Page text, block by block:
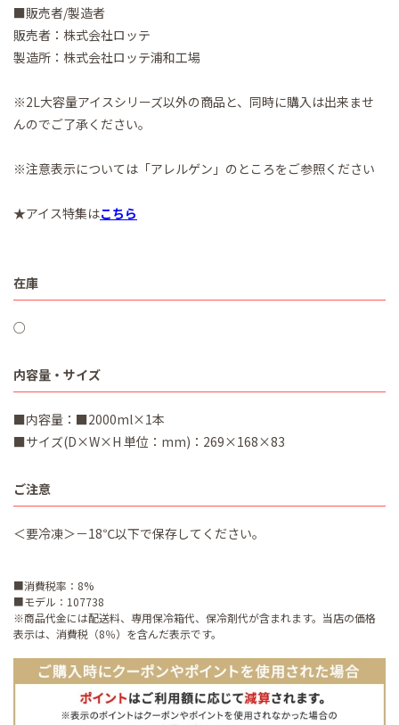
■販売者/製造者
販売者：株式会社ロッテ
製造所：株式会社ロッテ浦和工場
※2L大容量アイスシリーズ以外の商品と、同時に購入は出来ませ
んのでご了承ください。
※注意表示については「アレルゲン」のところをご参照ください
★アイス特集はこちら
在庫
○
内容量・サイズ
■内容量：■2000ml×1本
■サイズ(D×W×H 単位：mm)：269×168×83
ご注意
＜要冷凍＞－18℃以下で保存してください。
■消費税率：8%
■モデル：107738
※商品代金には配送料、専用保冷箱代、保冷剤代が含まれます。当店の価格
表示は、消費税（8％）を含んだ表示です。